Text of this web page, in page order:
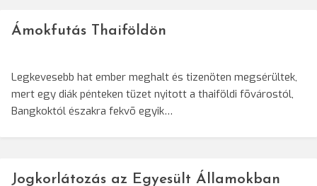
Ámokfutás Thaiföldön
Legkevesebb hat ember meghalt és tizenöten megsérültek,
mert egy diák pénteken tüzet nyitott a thaiföldi fõvárostól,
Bangkoktól északra fekvõ egyik…
Jogkorlátozás az Egyesült Államokban